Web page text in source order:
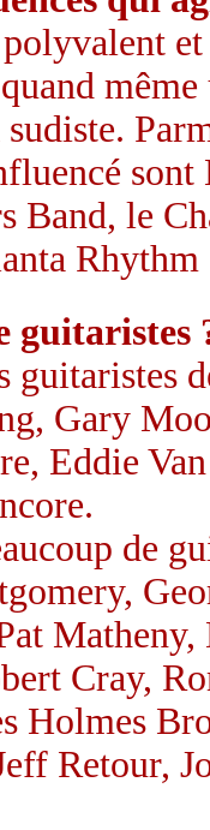
Band, le
Rhythm
guitaristes
guitaristes
Gary
Eddie
de
Cray,
Holmes
Retour,